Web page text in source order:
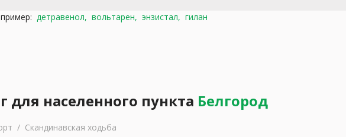
детравенол, вольтарен, энзистал, гилан
для населенного пункта Белгород
/ Скандинавская ходьба